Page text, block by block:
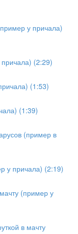
у причала)
(2:29)
(1:53)
(1:39)
(пример в
у причала) (2:19)
(пример у
в мачту